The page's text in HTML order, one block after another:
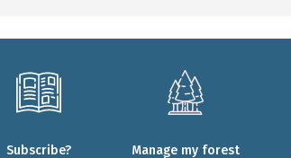
Subscribe?
Manage my forest